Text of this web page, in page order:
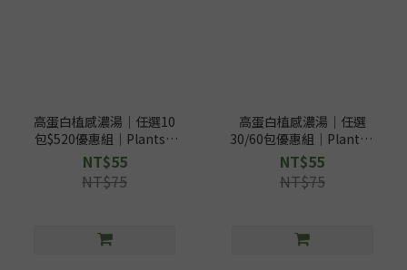
高蛋白植感濃湯｜任選10
包$520優惠組｜PlantsB
彼蛋白
NT$55
NT$75
高蛋白植感濃湯｜任選
30/60包優惠組｜PlantsB
彼蛋白
NT$55
NT$75